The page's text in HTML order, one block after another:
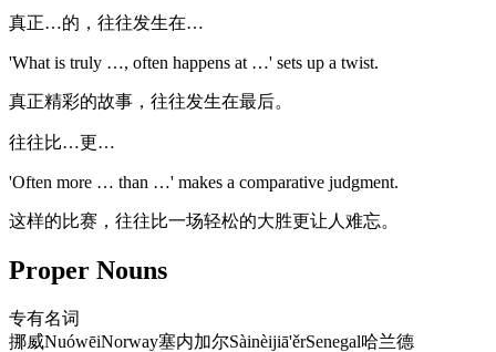
真正…的，往往发生在…
'What is truly …, often happens at …' sets up a twist.
真正精彩的故事，往往发生在最后。
往往比…更…
'Often more … than …' makes a comparative judgment.
这样的比赛，往往比一场轻松的大胜更让人难忘。
Proper Nouns
专有名词
挪威NuówēiNorway塞内加尔Sàinèijiā'ěrSenegal哈兰德